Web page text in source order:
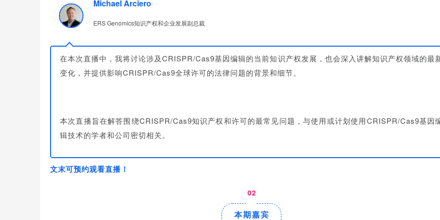
Michael Arciero
ERS Genomics知识产权和企业发展副总裁
在本次直播中，我将讨论涉及CRISPR/Cas9基因编辑的当前知识产权发展，也会深入讲解知识产权领域的最
变化，并提供影响CRISPR/Cas9全球许可的法律问题的背景和细节。
本次直播旨在解答围绕CRISPR/Cas9知识产权和许可的最常见问题，与使用或计划使用CRISPR/Cas9基因
辑技术的学者和公司密切相关。
文末可预约观看直播！
02
本期嘉宾